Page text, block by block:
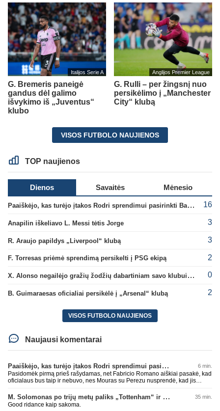
Italijos Serie A
G. Bremeris paneigė
gandus dėl galimo
išvykimo iš „Juventus“
klubo
Anglijos Premier League
G. Rulli – per žingsnį nuo
persikėlimo į „Manchester
City“ klubą
VISOS FUTBOLO NAUJIENOS
TOP naujienos
Dienos Savaitės Mėnesio
Paaiškėjo, kas turėjo įtakos Rodri sprendimui pasirinkti Barselonos pusę 16
Anapilin iškeliavo L. Messi tėtis Jorge 3
R. Araujo papildys „Liverpool“ klubą 3
F. Torresas priėmė sprendimą persikelti į PSG ekipą 2
X. Alonso negailėjo gražių žodžių dabartiniam savo klubui „Chelsea“ 0
B. Guimaraesas oficialiai persikėlė į „Arsenal“ klubą 2
VISOS FUTBOLO NAUJIENOS
Naujausi komentarai
Paaiškėjo, kas turėjo įtakos Rodri sprendimui pasirinkti Barselonos pusę 6 min.
Pasidomėk pirmą prieš rašydamas, net Fabricio Romano aiškiai pasakė, kad
oficialaus bus taip ir nebuvo, nes Mouras su Perezu nusprendė, kad jis
surasti info ar buvo oficialus bid. Atsakymas: Ne, oficialaus raštiško
pasiūlymo (official bid) Madrido „Real“ Mančesterio „City“ klubui už Rodri dar
nepateikė. ​Nors žiniasklaidoje (pvz., The Athletic, Diario AS) garsiai kalbama
M. Solomonas po trijų metų paliks „Tottenham“ ir papildys „West Ham“ klubą 35 min.
Good ridance kaip sakoma.